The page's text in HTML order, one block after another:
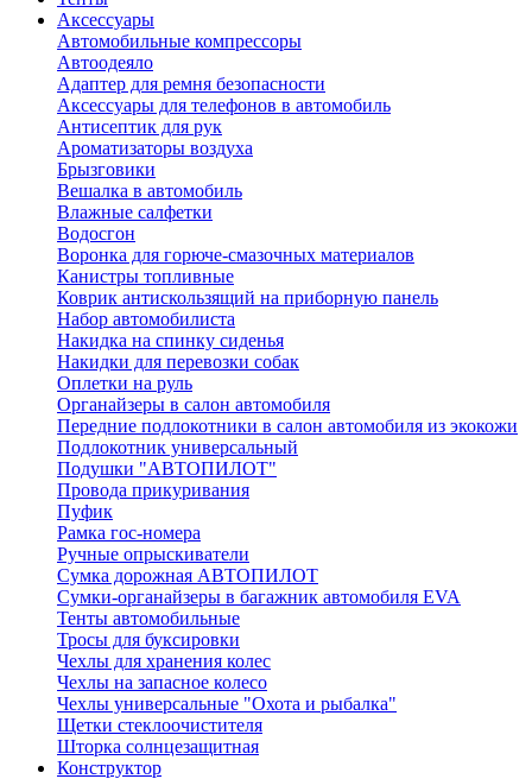
Аксессуары
Автомобильные компрессоры
Автоодеяло
Адаптер для ремня безопасности
Аксессуары для телефонов в автомобиль
Антисептик для рук
Ароматизаторы воздуха
Брызговики
Вешалка в автомобиль
Влажные салфетки
Водосгон
Воронка для горюче-смазочных материалов
Канистры топливные
Коврик антискользящий на приборную панель
Набор автомобилиста
Накидка на спинку сиденья
Накидки для перевозки собак
Оплетки на руль
Органайзеры в салон автомобиля
Передние подлокотники в салон автомобиля из экокожи
Подлокотник универсальный
Подушки "АВТОПИЛОТ"
Провода прикуривания
Пуфик
Рамка гос-номера
Ручные опрыскиватели
Сумка дорожная АВТОПИЛОТ
Сумки-органайзеры в багажник автомобиля EVA
Тенты автомобильные
Тросы для буксировки
Чехлы для хранения колес
Чехлы на запасное колесо
Чехлы универсальные "Охота и рыбалка"
Щетки стеклоочистителя
Шторка солнцезащитная
Конструктор